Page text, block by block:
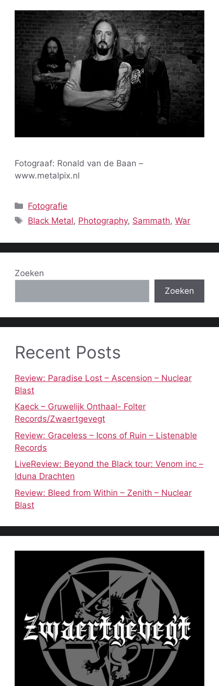
Fotograaf: Ronald van de Baan –
www.metalpix.nl
Categorieën
Fotografie
Tags
Black Metal, Photography, Sammath,War
Zoeken
Zoeken
Recent Posts
Review: Paradise Lost – Ascension – Nuclear
Blast
Kaeck – Gruwelijk Onthaal- Folter
Records/Zwaertgevegt
Review: Graceless – Icons of Ruin – Listenable
Records
LiveReview: Beyond the Black tour: Venom inc –
Iduna Drachten
Review: Bleed from Within – Zenith – Nuclear
Blast